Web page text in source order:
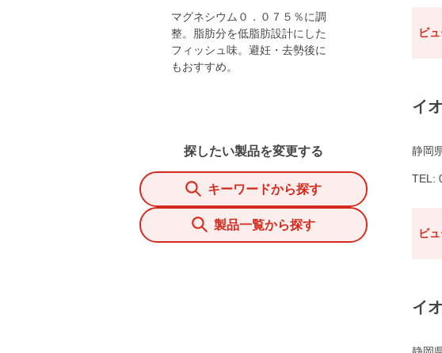
マグネシウム０．０７５％に調
整。脂肪分を低脂肪設計にした
フィッシュ味。避妊・去勢後に
もおすすめ。
探したい製品を変更する
キーワードから探す
製品一覧から探す
ビ
イ
静岡
TEL:
ビ
イ